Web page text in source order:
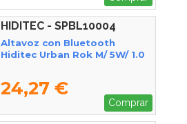
HIDITEC - SPBL10004
Altavoz con Bluetooth
Hiditec Urban Rok M/ 5W/ 1.0
24,27 €
Comprar